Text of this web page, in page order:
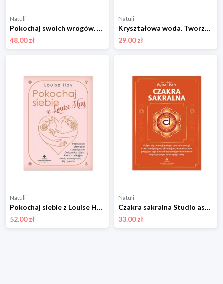
Natuli
Pokochaj swoich wrogów. Jak przełamać impulsywny gniew i odnaleźć spokój umysłu oraz prawdziwe szczęście, dzięki buddyjskim naukom Studio astropsychologii
48.00 zł
Natuli
Kryształowa woda. Tworzenie energetycznej wody z kamieni szlachetnych krok po kroku Studio astropsychologii
29.00 zł
Natuli
Pokochaj siebie z Louise Hay. Inspirujące afirmacje i praktyczne ćwiczenia, dzięki którym odkryjesz swoją wewnętrzną siłę i piękno Studio astropsychologii
52.00 zł
Natuli
Czakra sakralna Studio astropsychologii
33.00 zł